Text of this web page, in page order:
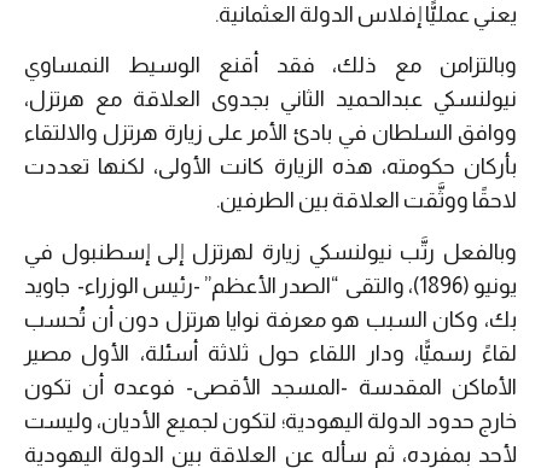
يعني عمليًّا إفلاس الدولة العثمانية.
وبالتزامن مع ذلك، فقد أقنع الوسيط النمساوي
نيولنسكي عبدالحميد الثاني بجدوى العلاقة مع هرتزل،
ووافق السلطان في بادئ الأمر على زيارة هرتزل والالتقاء
بأركان حكومته، هذه الزيارة كانت الأولى، لكنها تعددت
لاحقًا ووثَّقت العلاقة بين الطرفين.
وبالفعل رتَّب نيولنسكي زيارة لهرتزل إلى إسطنبول في
يونيو (1896)، والتقى “الصدر الأعظم” -رئيس الوزراء- جاويد
بك، وكان السبب هو معرفة نوايا هرتزل دون أن تُحسب
لقاءً رسميًّا، ودار اللقاء حول ثلاثة أسئلة، الأول مصير
الأماكن المقدسة -المسجد الأقصى- فوعده أن تكون
خارج حدود الدولة اليهودية؛ لتكون لجميع الأديان، وليست
لأحد بمفرده، ثم سأله عن العلاقة بين الدولة اليهودية